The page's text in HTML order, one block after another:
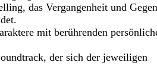
das Vergangenheit und
mit berührenden
der sich der jeweiligen